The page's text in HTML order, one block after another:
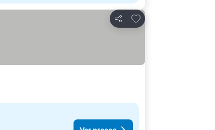
Partilhar
Adicionar aos favoritos